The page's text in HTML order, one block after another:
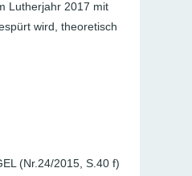
Lutherjahr 2017 mit
wird, theoretisch
(Nr.24/2015, S.40 f)